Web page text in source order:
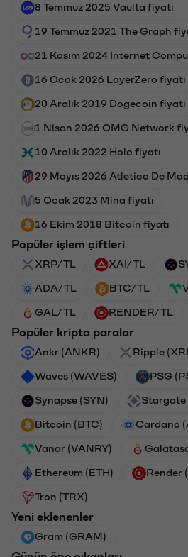
8 Temmuz 2025 Vaulta fiyatı
19 Temmuz 2021 The Graph
21 Kasım 2024 Internet
16 Ocak 2026 LayerZero fiyatı
20 Aralık 2019 Dogecoin fiyatı
1 Nisan 2026 OMG Network
10 Aralık 2022 Holo fiyatı
29 Mayıs 2026 Atletico De
5 Ocak 2023 Mina fiyatı
16 Ekim 2018 Bitcoin fiyatı
Popüler işlem çiftleri
XRP/TL XAI/TL
ADA/TL BTC/TL
GAL/TL RENDER/TL
Popüler kripto paralar
Ankr (ANKR) Ripple
Waves (WAVES) PSG
Synapse (SYN) Stargate
Bitcoin (BTC) Cardano
Vanar (VANRY)
Ethereum (ETH) Render
Tron (TRX)
Yeni eklenenler
Gram (GRAM)